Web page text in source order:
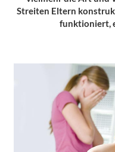
Streiten Eltern
funktioniert,